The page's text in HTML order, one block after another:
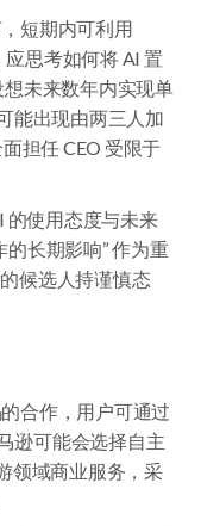
短期内可利用
思考如何将 AI 置
未来数年内实现单
能出现由两三人加
担任 CEO 受限于
的使用态度与未来
的长期影响” 作为重
候选人持谨慎态
合作，用户可通过
逊可能会选择自主
领域商业服务，采